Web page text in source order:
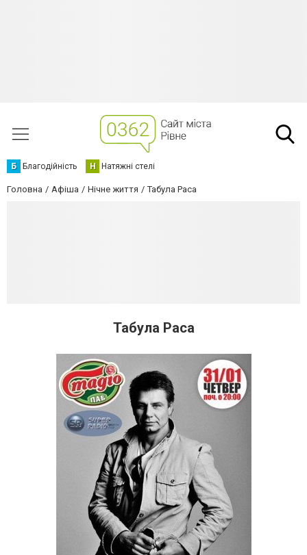
Б Благодійність Н Натяжні стелі
Головна Афіша Нічне життя Табула Раса
Табула Раса